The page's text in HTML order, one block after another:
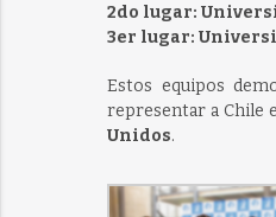
2do lugar:
3er lugar:
Estos equipos
representar a Chile
Unidos.